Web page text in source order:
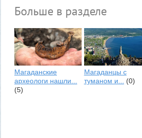
Больше в разделе
Магаданские
археологи нашли...
(5)
Магаданцы с
туманом и...
(0)